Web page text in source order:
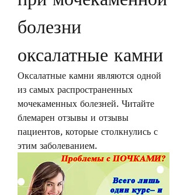
болезни
оксалатные камни
Оксалатные камни являются одной
из самых распространенных
мочекаменных болезней. Читайте
блемарен отзывы и отзывы
пациентов, которые столкнулись с
этим заболеванием.